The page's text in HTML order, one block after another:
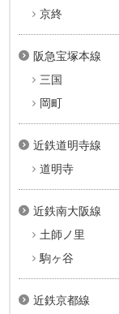
京終
阪急宝塚本線
三国
岡町
近鉄道明寺線
道明寺
近鉄南大阪線
土師ノ里
駒ヶ谷
近鉄京都線